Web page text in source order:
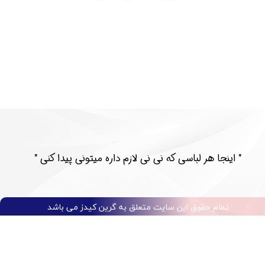
تمام حقوق این سایت متعلق به گرین کیدز می باشد​​​​​​​
​​" اینجا هر لباسی که نی نی لازم داره میتونی پیدا کنی "​​​​​​​​​​​​​​